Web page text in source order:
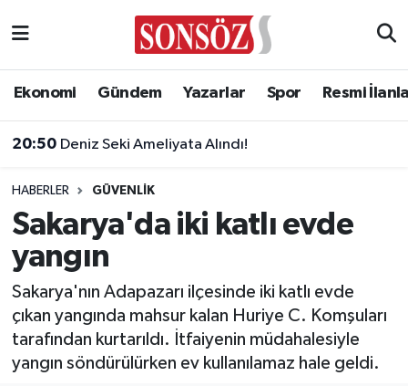
Ekonomi Gündem Yazarlar Spor Resmi
20:50 Deniz Seki Ameliyata Alındı!
HABERLER GÜVENLIK
Sakarya'da iki katlı evde
yangın
Sakarya'nın Adapazarı ilçesinde iki katlı evde
çıkan yangında mahsur kalan Huriye C. Komşuları
tarafından kurtarıldı. İtfaiyenin müdahalesiyle
yangın söndürülürken ev kullanılamaz hale geldi.
Asayiş
Biyografi
Çevre
Diğer
Dünya
Ankara Nöbetçi Eczaneler
Ankara Trafik Yoğunluk Haritası
Süper Lig Puan Durumu ve Fikstür
Tüm Manşetler
Son Dakika Haberleri